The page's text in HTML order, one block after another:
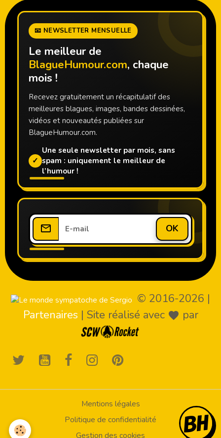
📧 NEWSLETTER MENSUELLE
Le meilleur de
BlagueHumour.com, chaque
mois !
Recevez gratuitement un récapitulatif des
meilleures blagues, images, bandes dessinées,
vidéos et nouveautés publiées sur
BlagueHumour.com.
✓
Une seule newsletter par mois, sans
spam : uniquement le meilleur de
l’humour !
OK
© 2016-2026 |
Partenaires | Site réalisé avec par
Mentions légales
Politique de confidentialité
Gestion des cookies